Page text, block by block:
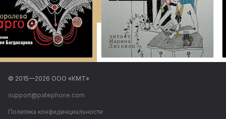
© 2015—2026 ООО «КМТ»
support@patephone.com
Политика конфиденциальности